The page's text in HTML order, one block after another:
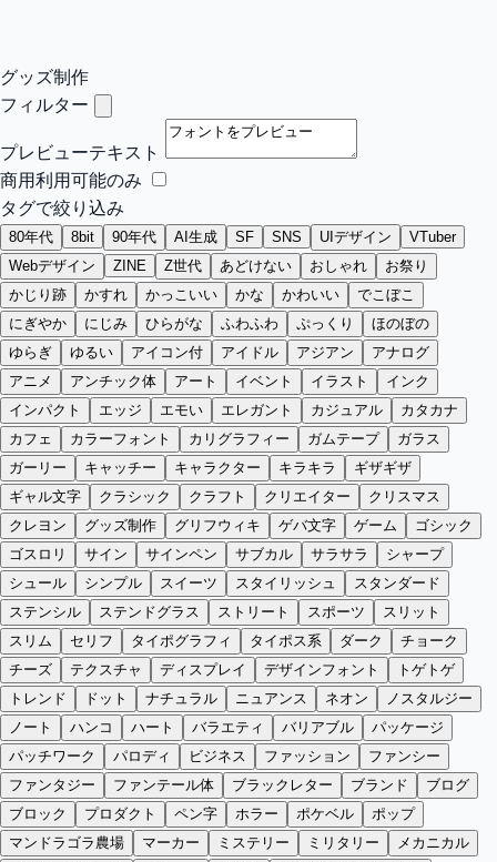
グッズ制作
フィルター
プレビューテキスト
商用利用可能のみ
タグで絞り込み
80年代 8bit 90年代 AI生成 SF SNS UIデザイン
VTuber
Webデザイン
ZINE Z世代 あどけない おしゃれ
お祭り
かじり跡
かすれ かっこいい かな かわいい
でこぼこ
にぎやか
にじみ ひらがな ふわふわ ぷっくり
ほのぼの
ゆらぎ
ゆるい アイコン付 アイドル アジアン
アナログ
アニメ
アンチック体 アート イベント イラスト
インク
インパクト
エッジ エモい エレガント カジュアル
カタカナ
カフェ
カラーフォント カリグラフィー ガムテープ
ガラス
ガーリー
キャッチー キャラクター キラキラ
ギザギザ
ギャル文字
クラシック クラフト クリエイター
クリスマス
クレヨン
グッズ制作 グリフウィキ ゲバ文字 ゲーム
ゴシック
ゴスロリ
サイン サインペン サブカル サラサラ
シャープ
シュール
シンプル スイーツ スタイリッシュ
スタンダード
ステンシル
ステンドグラス ストリート スポーツ
スリット
スリム
セリフ タイポグラフィ タイポス系 ダーク
チョーク
チーズ
テクスチャ ディスプレイ デザインフォント
トゲトゲ
トレンド
ドット ナチュラル ニュアンス ネオン
ノスタルジー
ノート
ハンコ ハート バラエティ バリアブル
パッケージ
パッチワーク
パロディ ビジネス ファッション
ファンシー
ファンタジー
ファンテール体 ブラックレター ブランド
ブログ
ブロック
プロダクト ペン字 ホラー ポケベル
ポップ
マンドラゴラ農場
マーカー ミステリー ミリタリー
メカニカル